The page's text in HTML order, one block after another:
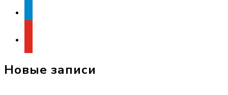
Новые записи